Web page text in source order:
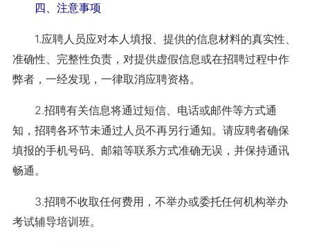
四、注意事项
1.应聘人员应对本人填报、提供的信息材料的真实性、
准确性、完整性负责，对提供虚假信息或在招聘过程中作
弊者，一经发现，一律取消应聘资格。
2.招聘有关信息将通过短信、电话或邮件等方式通
知，招聘各环节未通过人员不再另行通知。请应聘者确保
填报的手机号码、邮箱等联系方式准确无误，并保持通讯
畅通。
3.招聘不收取任何费用，不举办或委托任何机构举办
考试辅导培训班。